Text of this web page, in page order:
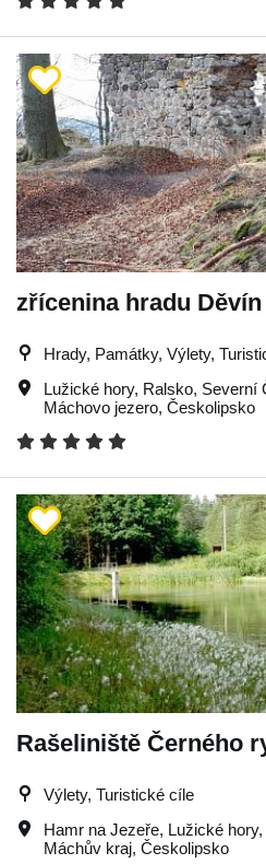
zřícenina hradu
Hrady, Památky, Výlety,
Lužické hory, Ralsko, Severní
Máchovo jezero, Českolipsko
Rašeliniště Černého
Výlety, Turistické cíle
Hamr na Jezeře, Lužické hory,
Máchův kraj, Českolipsko